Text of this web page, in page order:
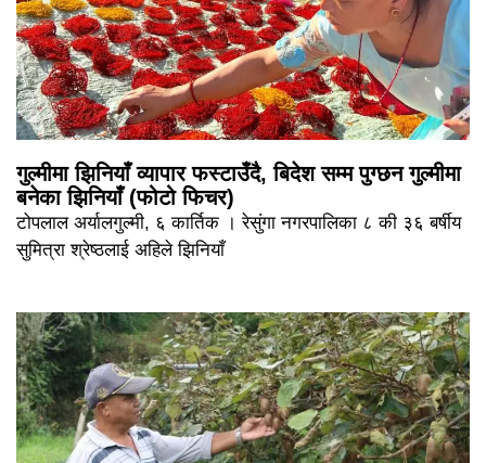
गुल्मीमा झिनियाँ व्यापार फस्टाउँदै, बिदेश सम्म पुग्छन गुल्मीमा
बनेका झिनियाँ (फोटो फिचर)
टोपलाल अर्यालगुल्मी, ६ कार्तिक । रेसुंगा नगरपालिका ८ की ३६ बर्षीय
सुमित्रा श्रेष्ठलाई अहिले झिनियाँ